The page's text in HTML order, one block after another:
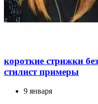
короткие стрижки
стилист примеры
9 января